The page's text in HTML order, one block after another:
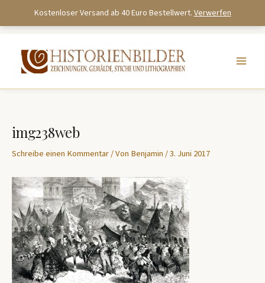
Kostenloser Versand ab 40 Euro Bestellwert.Verwerfen
springen
img238web
Schreibe einen Kommentar/ Von Benjamin/3. Juni 2017